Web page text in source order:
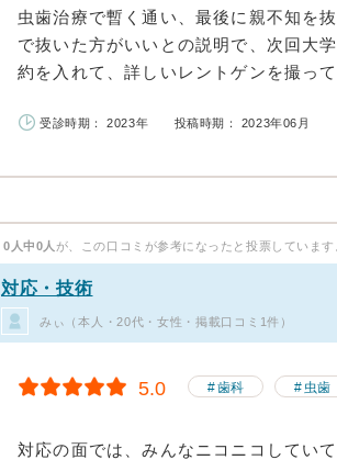
虫歯治療で暫く通い、最後に親不知を
で抜いた方がいいとの説明で、次回大
約を入れて、詳しいレントゲンを撮っ
受診時期： 2023年 投稿時期： 2023年06月
0人中0人 が、この口コミが参考になったと投票しています
対応・技術
みぃ（本人・20代・女性・掲載口コミ1件）
5.0 歯科 虫歯
対応の面では、みんなニコニコしてい